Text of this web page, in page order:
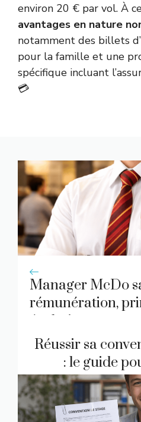
environ 20 € par vol. À
avantages en nature
notamment des billets
pour la famille et une
spécifique incluant
💳
Manager McDo
rémunération,
évolution
Réussir sa
: le guide